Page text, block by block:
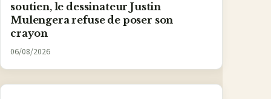
soutien, le dessinateur Justin
Mulengera refuse de poser son
crayon
06/08/2026